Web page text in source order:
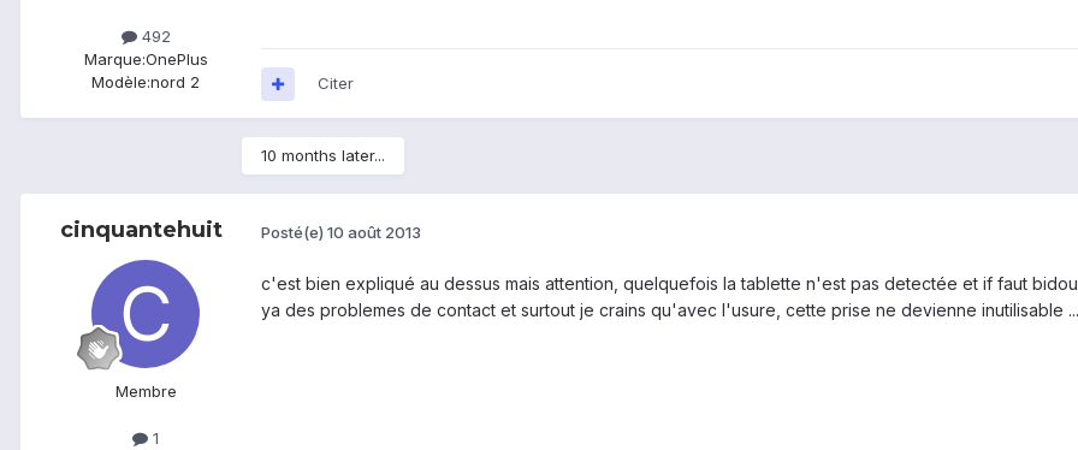
492
Marque:OnePlus
Modèle:nord 2 Citer
10 months later...
cinquantehuit
Membre
1
Posté(e) 10 août 2013
c'est bien expliqué au dessus mais attention, quelquefois la tablette n'est pas detectée et if faut
ya des problemes de contact et surtout je crains qu'avec l'usure, cette prise ne devienne inutilisable